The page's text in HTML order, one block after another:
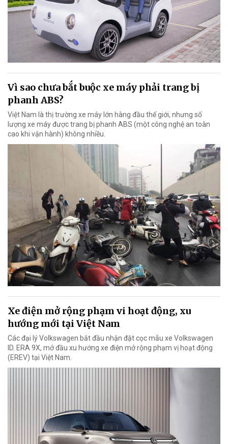
Vì sao chưa bắt buộc xe máy phải trang bị
phanh ABS?
Việt Nam là thị trường xe máy lớn hàng đầu thế giới, nhưng số
lượng xe máy được trang bị phanh ABS (một công nghệ an toàn
cao khi vận hành) không nhiều.
Xe điện mở rộng phạm vi hoạt động, xu
hướng mới tại Việt Nam
Các đại lý Volkswagen bắt đầu nhận đặt cọc mẫu xe Volkswagen
ID. ERA 9X, mở đầu xu hướng xe điện mở rộng phạm vị hoạt động
(EREV) tại Việt Nam.